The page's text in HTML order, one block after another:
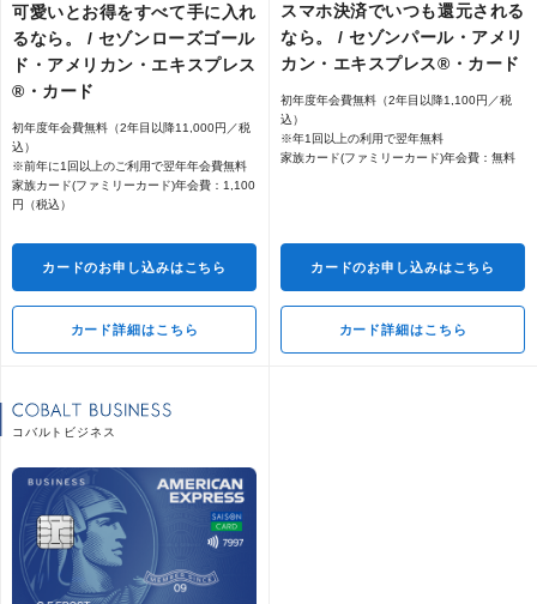
ご宿泊ホテルと空港間の国内線手荷
物当日配送サービス『Airporter』ご
優待
空港での「コートお預かり」をご優
待料金で
世界145ヵ国、10,200以上の拠点を
F
海外用Wi-Fi・携帯電話レンタルサー
JR東海エクスプレス予約サービス
可愛いとお得をすべて手に入れ
るなら。 / セゾンローズゴール
ド・アメリカン・エキスプレス
®・カード
初年度年会費無料（2年目以降11,000円／税
込）
※前年に1回以上のご利用で翌年年会費無料
家族カード(ファミリーカード)年会費：1,100
円（税込）
カードのお申し込みはこちら
カード詳細はこちら
スマホ決済でいつも還元される
なら。 / セゾンパール・アメリ
カン・エキスプレス®・カード
初年度年会費無料（2年目以降1,100円／税
込）
※年1回以上の利用で翌年無料
家族カード(ファミリーカード)年会費：無料
カードのお申し込みはこちら
カード詳細はこちら
コバルトビジネス